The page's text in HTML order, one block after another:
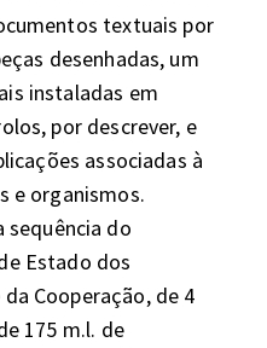
textuais por
desenhadas, um
instaladas em
por descrever, e
associadas à
e organismos.
Estado dos
Cooperação, de 4
175 m.l. de